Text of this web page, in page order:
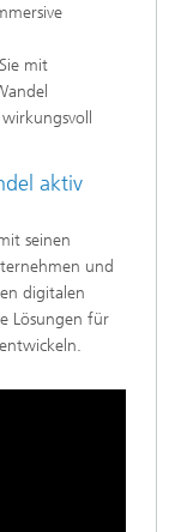
mit
aktiv
seinen
und
digitalen
Lösungen für